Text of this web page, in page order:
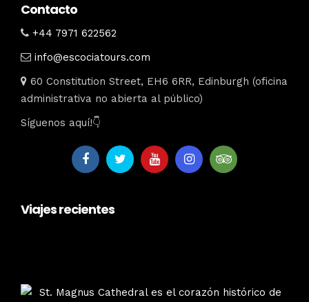
Contacto
+44 7971 622562
info@escociatours.com
60 Constitution Street, EH6 6RR, Edinburgh (oficina
administrativa no abierta al público)
Síguenos aquí!👇
Viajes recientes